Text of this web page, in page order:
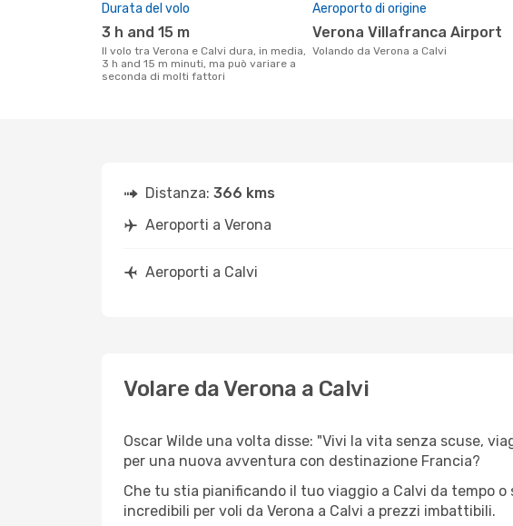
Durata del volo
3 h and 15 m
Il volo tra Verona e Calvi dura, in media,
3 h and 15 m minuti, ma può variare a
seconda di molti fattori
Aeroporto di origine
Verona Villafranca Airport
Volando da Verona a Calvi
Distanza: 366 kms
Aeroporti a Verona
Aeroporti a Calvi
Volare da Verona a Calvi
Oscar Wilde una volta disse: "Vivi la vita senza scuse,
per una nuova avventura con destinazione Francia?
Che tu stia pianificando il tuo viaggio a Calvi da tempo
incredibili per voli da Verona a Calvi a prezzi imbattibili.